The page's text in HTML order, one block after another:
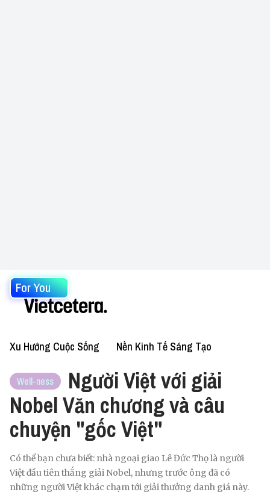
For You
Xu Hướng Cuộc Sống Nền Kinh Tế Sáng Tạo
Well-ness
Người Việt với giải
Nobel Văn chương và câu
chuyện "gốc Việt"
Có thể bạn chưa biết: nhà ngoại giao Lê Đức Thọ là người
Việt đầu tiên thắng giải Nobel, nhưng trước ông đã có
những người Việt khác chạm tới giải thưởng danh giá này.